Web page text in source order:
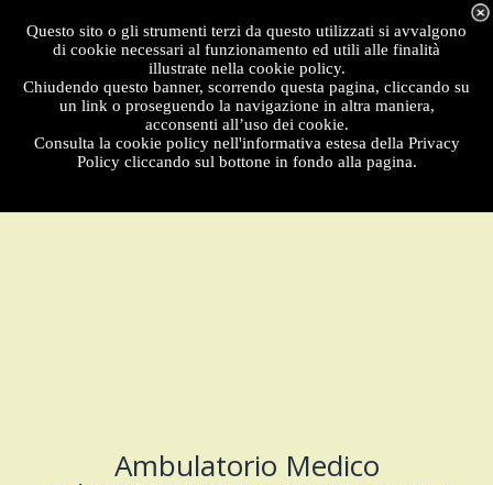
Questo sito o gli strumenti terzi da questo utilizzati si avvalgono
di cookie necessari al funzionamento ed utili alle finalità
illustrate nella cookie policy.
Chiudendo questo banner, scorrendo questa pagina, cliccando su
un link o proseguendo la navigazione in altra maniera,
acconsenti all’uso dei cookie.
Consulta la cookie policy nell'informativa estesa della Privacy
Policy cliccando sul bottone in fondo alla pagina.
Ambulatorio Medico
Menu